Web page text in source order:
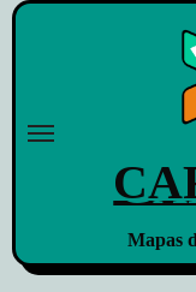
Skip
Mapas